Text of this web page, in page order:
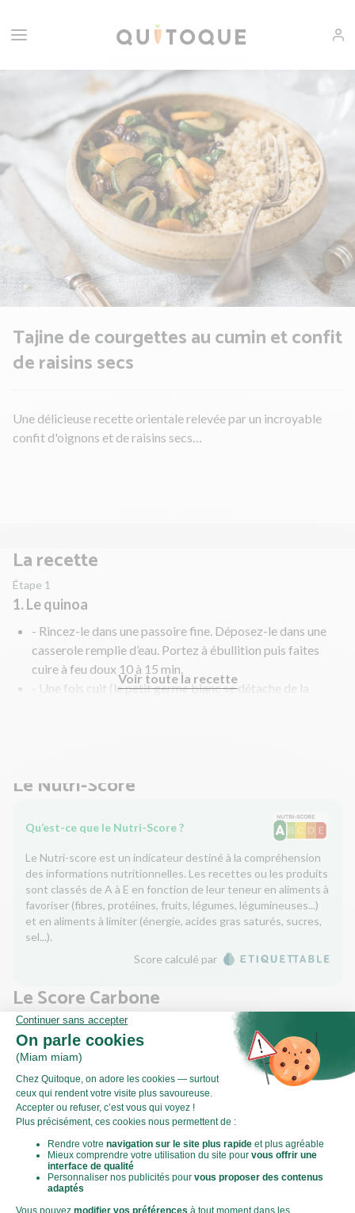
Tajine de courgettes au cumin et confit
de raisins secs
Une délicieuse recette orientale relevée par un incroyable
confit d'oignons et de raisins secs…
La recette
Étape 1
1. Le quinoa
- Rincez-le dans une passoire fine. Déposez-le dans une
casserole remplie d’eau. Portez à ébullition puis faites
cuire à feu doux 10 à 15 min.
- Une fois cuit (le petit germe blanc se détache de la
Voir toute la recette
Le Nutri-Score
Qu’est-ce que le Nutri-Score ?
Le Nutri-score est un indicateur destiné à la compréhension
des informations nutritionnelles. Les recettes ou les produits
sont classés de A à E en fonction de leur teneur en aliments à
favoriser (fibres, protéines, fruits, légumes, légumineuses...)
et en aliments à limiter (énergie, acides gras saturés, sucres,
sel...).
Score calculé par
Le Score Carbone
Qu’est-ce que le score carbone ?
C'est un logo qui vous permet de visualiser l’empreinte
carbone de chaque plat et de faire des choix plus éclairés et
toujours aussi gourmands. Plus d'informations